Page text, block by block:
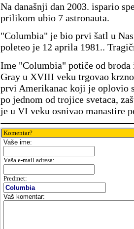
Na današnji dan 2003. ispario
prilikom ubio 7 astronauta.
"Columbia" je bio prvi šatl u
poleteo je 12 aprila 1981..
Ime "Columbia" potiče od
Gray u XVIII veku trgovao
prvi Amerikanac koji je oplovio
po jednom od trojice svetaca,
je u VI veku osnivao manastire
Komentar?
Vaše ime:
Vaša e-mail adresa:
Predmet:
Vaš komentar: